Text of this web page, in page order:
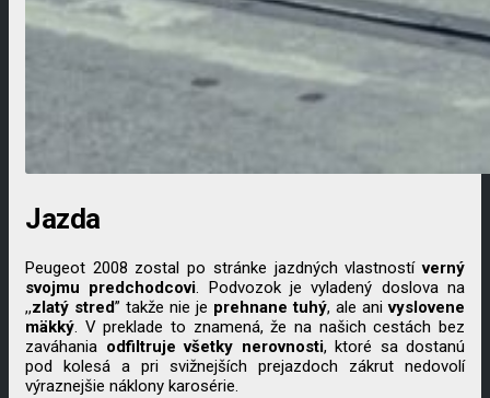
Jazda
Peugeot 2008 zostal po stránke jazdných vlastnostíverný
svojmu predchodcovi. Podvozok je vyladený doslova na
,,zlatý stred” takže nie je prehnane tuhý, ale anivyslovene
mäkký. V preklade to znamená, že na našich cestách bez
zaváhania odfiltruje všetky nerovnosti, ktoré sa dostanú
pod kolesá a pri svižnejších prejazdoch zákrut nedovolí
výraznejšie náklony karosérie.